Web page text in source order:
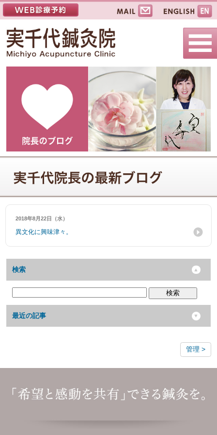
2018年8月22日（水）
異文化に興味津々。
検索
検索
最近の記事
管理